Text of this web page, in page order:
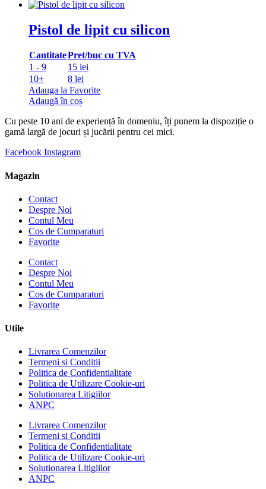
Pistol de lipit cu silicon
CantitatePret/buc cu TVA
1 - 9
15 lei
10+
8 lei
Adauga la Favorite
Adaugă în coș
Cu peste 10 ani de experiență în domeniu, îți punem la dispoziție o
gamă largă de jocuri și jucării pentru cei mici.
Facebook Instagram
Magazin
Contact
Despre Noi
Contul Meu
Cos de Cumparaturi
Favorite
Contact
Despre Noi
Contul Meu
Cos de Cumparaturi
Favorite
Utile
Livrarea Comenzilor
Termeni si Conditii
Politica de Confidentialitate
Politica de Utilizare Cookie-uri
Solutionarea Litigiilor
ANPC
Livrarea Comenzilor
Termeni si Conditii
Politica de Confidentialitate
Politica de Utilizare Cookie-uri
Solutionarea Litigiilor
ANPC